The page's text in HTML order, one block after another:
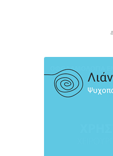
ανατιμήσεων - Οι
πίεση
4 ώρες πρίν